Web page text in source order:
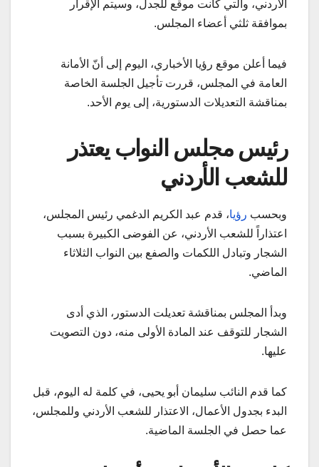
الأردني، والتي كانت موقع للجدل، وسيتم الإقرار
بموافقة ثلثي أعضاء المجلس.
فيما أعلن موقع رؤيا الأخباري، اليوم إلى أنّ الأمانة
العامة في المجلس، قررت تأجيل الجلسة الخاصة
بمناقشة التعديلات الدستورية، إلى يوم الأحد.
رئيس مجلس النواب يعتذر
للشعب الأردني
وبحسب رؤيا، قدم عبد الكريم الدغمي رئيس المجلس،
اعتذاراً للشعب الأردني، عن الفوضى الكبيرة بسبب
الشجار وتبادل اللكمات والصفع بين النواب الثلاثاء
الماضي.
وبدأ المجلس بمناقشة تعديلت الدستور، الذي أدى
الشجار للتوقف عند المادة الأولى منه، دون التصويت
عليها.
كما قدم النائب سليمان أبو يحيى، في كلمة له اليوم، قبل
البدء بجدول الأعمال، الاعتذار للشعب الأردني وللمجلس،
عما حصل في الجلسة الماضية.